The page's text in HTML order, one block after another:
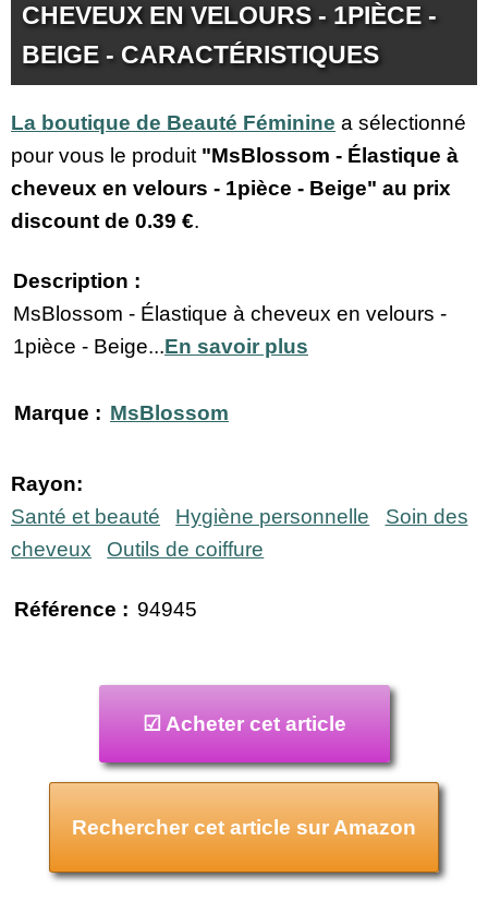
CHEVEUX EN VELOURS - 1PIÈCE -
BEIGE - CARACTÉRISTIQUES
La boutique de Beauté Féminine a sélectionné
pour vous le produit "MsBlossom - Élastique à
cheveux en velours - 1pièce - Beige" au prix
discount de 0.39 €.
Description :
MsBlossom - Élastique à cheveux en velours -
1pièce - Beige...En savoir plus
Marque : MsBlossom
Rayon:
Santé et beauté
Hygiène personnelle
Soin des
cheveux
Outils de coiffure
Référence : 94945
☑ Acheter cet article
Rechercher cet article sur Amazon